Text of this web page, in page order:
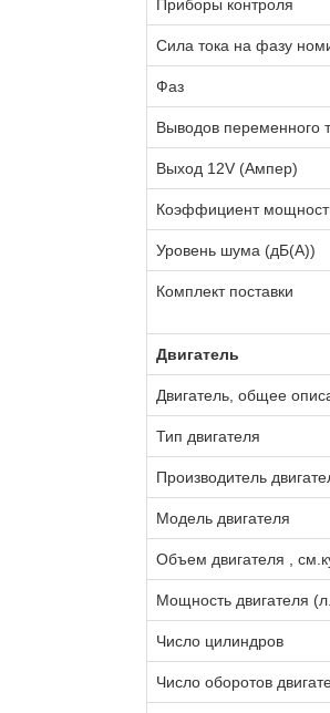
Приборы контроля
Сила тока на фазу
Фаз
Выводов переменного
Выход 12V (Ампер)
Коэффициент
Уровень шума (дБ(А))
Комплект поставки
Двигатель
Двигатель, общее
Тип двигателя
Производитель
Модель двигателя
Объем двигателя ,
Мощность двигателя
Число цилиндров
Число оборотов